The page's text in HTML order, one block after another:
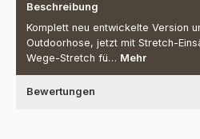
Beschreibung
Komplett neu entwickelte Version
Outdoorhose, jetzt mit Stretch-
Wege-Stretch fü… Mehr
Bewertungen